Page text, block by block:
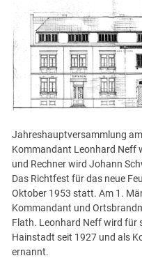
Jahreshauptversammlung
Kommandant Leonhard Neff
und Rechner wird Johann
Das Richtfest für das neue
Oktober 1953 statt. Am 1.
Kommandant und
Flath. Leonhard Neff wird für
Hainstadt seit 1927 und als
ernannt.